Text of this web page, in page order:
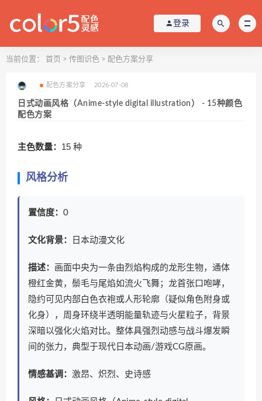
登录
当前位置： 首页 > 传图识色 > 配色方案分享
配色方案分享 2026-07-08
日式动画风格（Anime-style digital illustration） - 15种颜色
配色方案
主色数量： 15 种
风格分析
置信度： 0
文化背景： 日本动漫文化
描述： 画面中央为一条由烈焰构成的龙形生物，通体
橙红金黄，鬃毛与尾焰如流火飞舞；龙首张口咆哮，
隐约可见内部白色衣袍或人形轮廓（疑似角色附身或
化身），周身环绕半透明能量轨迹与火星粒子，背景
深暗以强化火焰对比。整体具强烈动感与战斗爆发瞬
间的张力，典型于现代日本动画/游戏CG原画。
情感基调： 激昂、炽烈、史诗感